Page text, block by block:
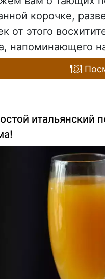
корочке,
от этого
напоминающего
итальянский